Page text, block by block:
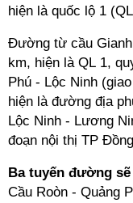
hiện là quốc lộ 1
Đường từ cầu
km, hiện là QL 1,
Phú - Lộc Ninh
hiện là đường địa
Lộc Ninh - Lương
đoạn nội thị TP
Ba tuyến đường
Cầu Roòn - Quảng